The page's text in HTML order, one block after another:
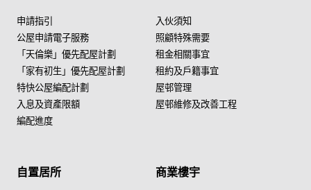
申請指引
公屋申請電子服務
「天倫樂」優先配屋計劃
「家有初生」優先配屋計劃
特快公屋編配計劃
入息及資產限額
編配進度
入伙須知
照顧特殊需要
租金相關事宜
租約及戶籍事宜
屋邨管理
屋邨維修及改善工程
自置居所 商業樓宇